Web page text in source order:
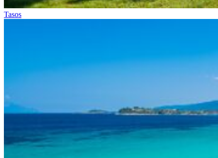
Tasos